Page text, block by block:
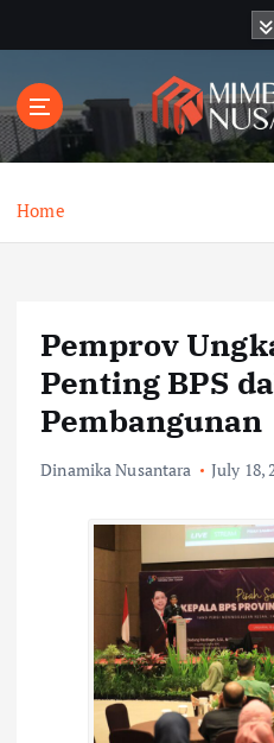
t
o
Home
Pemprov
Penting BPS
Pembangunan
Dinamika Nusantara July 18,